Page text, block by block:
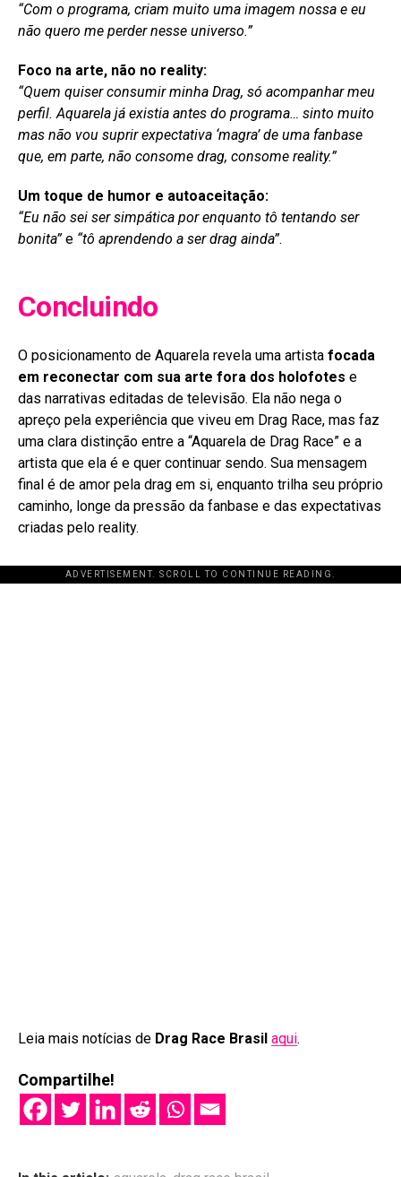
“Com o programa, criam muito uma imagem nossa e eu
não quero me perder nesse universo.”
Foco na arte, não no reality:
“Quem quiser consumir minha Drag, só acompanhar meu
perfil. Aquarela já existia antes do programa… sinto muito
mas não vou suprir expectativa ‘magra’ de uma fanbase
que, em parte, não consome drag, consome reality.”
Um toque de humor e autoaceitação:
“Eu não sei ser simpática por enquanto tô tentando ser
bonita”e “tô aprendendo a ser drag ainda”.
Concluindo
O posicionamento de Aquarela revela uma artista focada
em reconectar com sua arte fora dos holofotes e
das narrativas editadas de televisão. Ela não nega o
apreço pela experiência que viveu em Drag Race, mas faz
uma clara distinção entre a “Aquarela de Drag Race” e a
artista que ela é e quer continuar sendo. Sua mensagem
final é de amor pela drag em si, enquanto trilha seu próprio
caminho, longe da pressão da fanbase e das expectativas
criadas pelo reality.
ADVERTISEMENT. SCROLL TO CONTINUE READING.
Leia mais notícias de Drag Race Brasil aqui.
Compartilhe!